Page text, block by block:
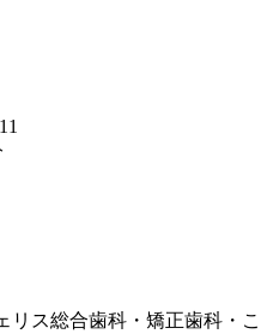
ス総合歯科・矯正歯科・こ